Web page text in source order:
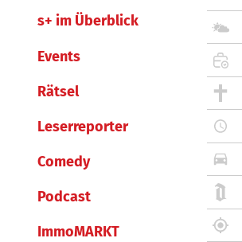
s+ im Überblick
Events
Rätsel
Leserreporter
Comedy
Podcast
ImmoMARKT